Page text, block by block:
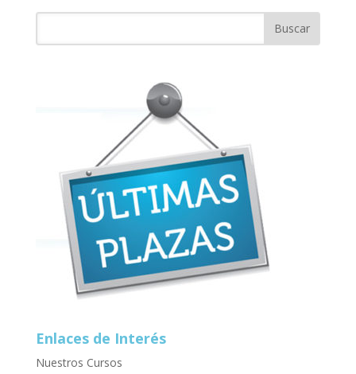
Enlaces de Interés
Nuestros Cursos